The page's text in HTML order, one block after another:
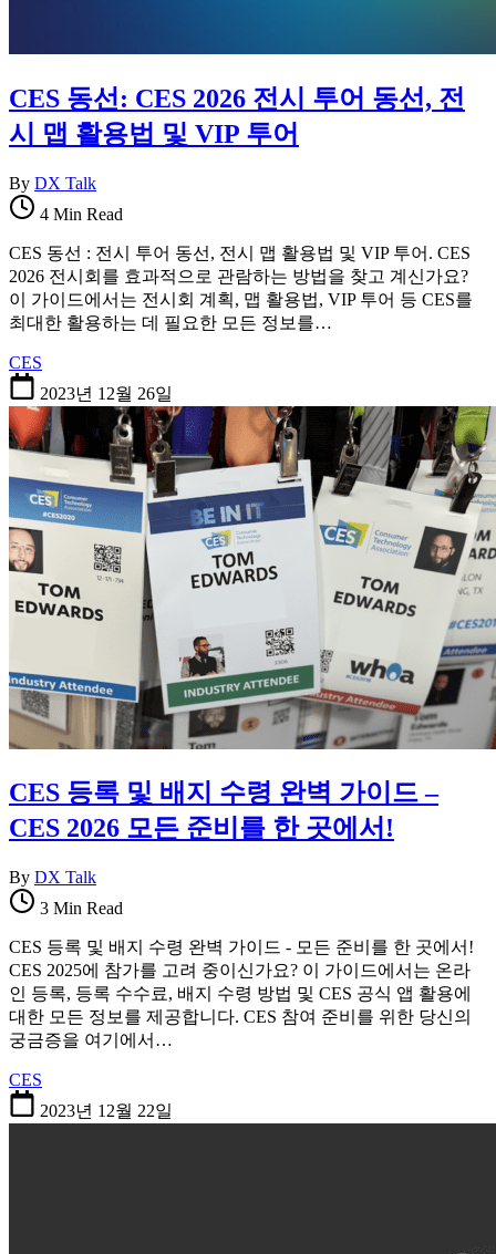
CES 동선: CES 2026 전시 투어 동선, 전
시 맵 활용법 및 VIP 투어
By DX Talk
4 Min Read
CES 동선 : 전시 투어 동선, 전시 맵 활용법 및 VIP 투어. CES
2026 전시회를 효과적으로 관람하는 방법을 찾고 계신가요?
이 가이드에서는 전시회 계획, 맵 활용법, VIP 투어 등 CES를
최대한 활용하는 데 필요한 모든 정보를…
CES
2023년 12월 26일
CES 등록 및 배지 수령 완벽 가이드 –
CES 2026 모든 준비를 한 곳에서!
By DX Talk
3 Min Read
CES 등록 및 배지 수령 완벽 가이드 - 모든 준비를 한 곳에서!
CES 2025에 참가를 고려 중이신가요? 이 가이드에서는 온라
인 등록, 등록 수수료, 배지 수령 방법 및 CES 공식 앱 활용에
대한 모든 정보를 제공합니다. CES 참여 준비를 위한 당신의
궁금증을 여기에서…
CES
2023년 12월 22일